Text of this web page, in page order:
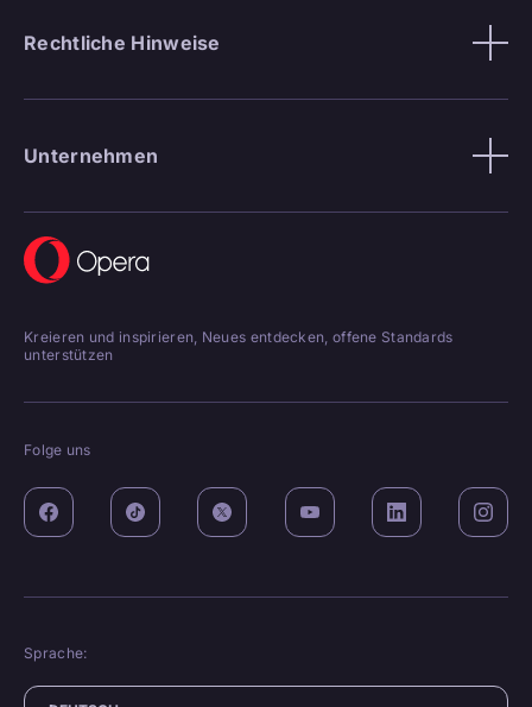
Rechtliche Hinweise
Unternehmen
Kreieren und inspirieren, Neues entdecken, offene Standards
unterstützen
Folge uns
Sprache: